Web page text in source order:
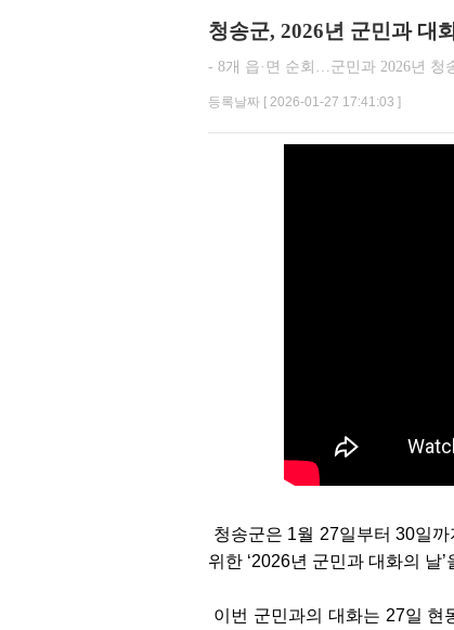
청송군, 2026년 군민과 대
- 8개 읍·면 순회…군민과 2026년 청
등록날짜 [ 2026-01-27 17:41:03 ]
청송군은 1월 27일부터 30일
위한 ‘2026년 군민과 대화의 날’
이번 군민과의 대화는 27일 현